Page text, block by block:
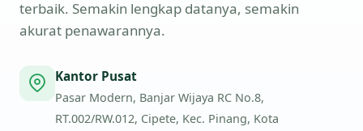
terbaik. Semakin lengkap datanya, semakin
akurat penawarannya.
Kantor Pusat
Pasar Modern, Banjar Wijaya RC No.8,
RT.002/RW.012, Cipete, Kec. Pinang, Kota